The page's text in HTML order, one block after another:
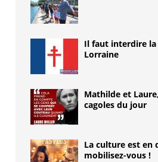
Il faut interdire la
Lorraine
Mathilde et
cagoles du jour
La culture est en
mobilisez-vous !